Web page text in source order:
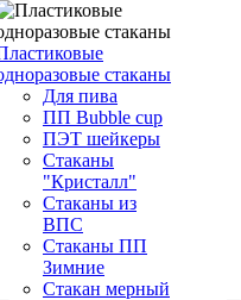
стаканы
Для пива
ПП Bubble cup
ПЭТ шейкеры
Стаканы
"Кристалл"
Стаканы из
ВПС
Стаканы ПП
Зимние
Стакан мерный